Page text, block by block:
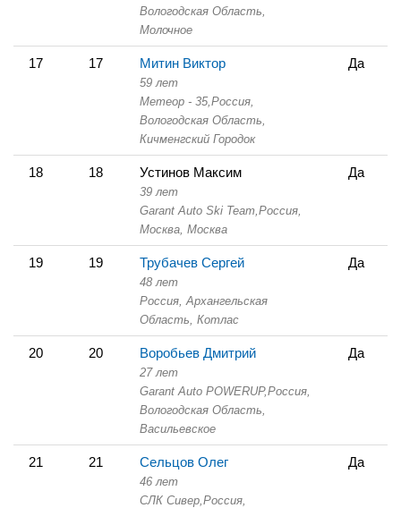
Вологодская Область,
Молочное
17 17 Митин Виктор
59 лет
Метеор - 35, Россия,
Вологодская Область,
Кичменгский Городок
Да
18 18 Устинов Максим
39 лет
Garant Auto Ski Team, Россия,
Москва, Москва
Да
19 19 Трубачев Сергей
48 лет
Россия, Архангельская
Область, Котлас
Да
20 20 Воробьев Дмитрий
27 лет
Garant Auto POWERUP,Россия,
Вологодская Область,
Васильевское
Да
21 21 Сельцов Олег
46 лет
СЛК Сивер, Россия,
Да